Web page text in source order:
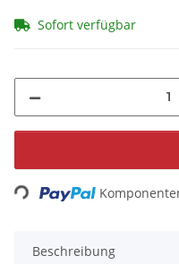
Sofort verfügbar
Beschreibung